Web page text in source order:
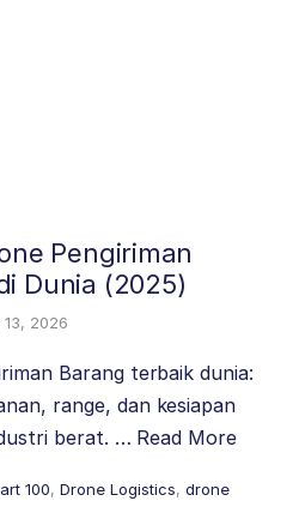
Pengiriman
Dunia (2025)
13, 2026
Barang terbaik dunia:
range, dan kesiapan
berat. … Read More
100, Drone Logistics, drone